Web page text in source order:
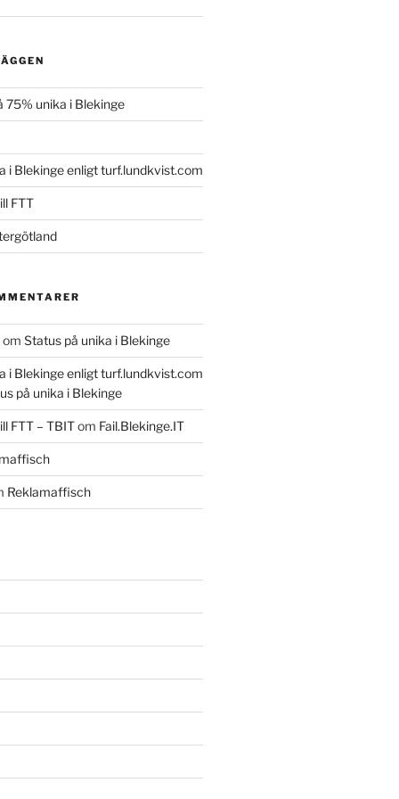
75% unika i Blekinge
i Blekinge enligt turf.lundkvist.com
FTT
om Status på unika i Blekinge
i Blekinge enligt turf.lundkvist.com
på unika i Blekinge
FTT – TBITom Fail.Blekinge.IT
Reklamaffisch